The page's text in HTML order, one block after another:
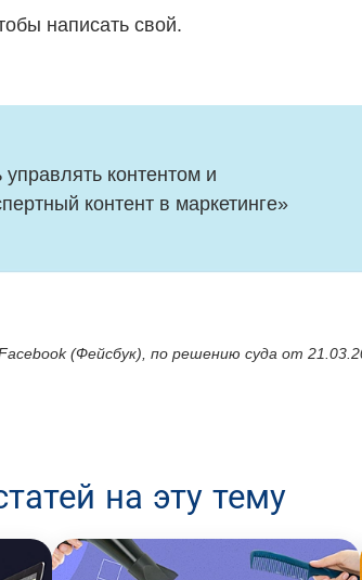
написать свой.
управлять контентом и
контент в маркетинге»
(Фейсбук), по решению суда от
на эту тему